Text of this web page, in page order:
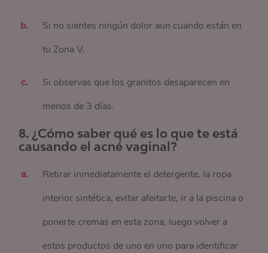
Si no sientes ningún dolor aun cuando están en
tu Zona V.
Si observas que los granitos desaparecen en
menos de 3 días.
8. ¿Cómo saber qué es lo que te está
causando el acné vaginal?
Retirar inmediatamente el detergente, la ropa
interior sintética, evitar afeitarte, ir a la piscina o
ponerte cremas en esta zona, luego volver a
estos productos de uno en uno para identificar